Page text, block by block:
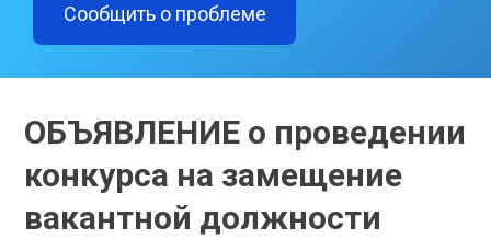
Сообщить о проблеме
ОБЪЯВЛЕНИЕ о проведении
конкурса на замещение
вакантной должности